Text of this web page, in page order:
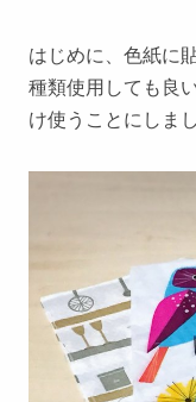
はじめに、色紙に
種類使用しても良
け使うことにしまし